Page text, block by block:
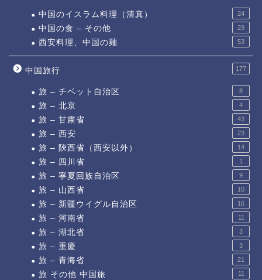
中国のイスラム料理（清真） 24
中国の食 – その他 29
西安料理、中国の麺 53
中国旅行 177
旅 – チベット自治区 8
旅 – 北京 4
旅 – 甘粛省 43
旅 – 西安 23
旅 – 陝西省（西安以外） 14
旅 – 四川省 1
旅 – 寧夏回族自治区 9
旅 – 山西省 10
旅 – 新疆ウイグル自治区 16
旅 – 河南省 11
旅 – 湖北省 3
旅 – 重慶 3
旅 – 青海省 21
旅 その他 中国旅 11